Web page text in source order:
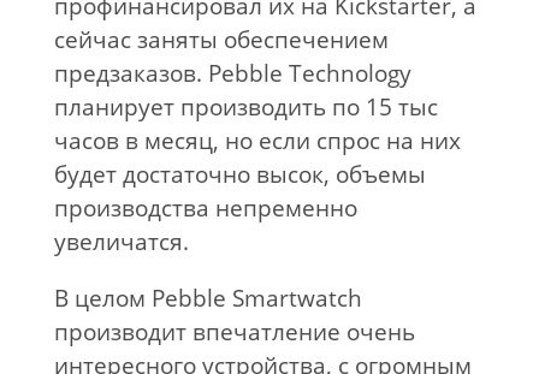
сейчас заняты обеспечением
предзаказов. Pebble Technology
планирует производить по 15 тыс
часов в месяц, но если спрос на них
будет достаточно высок, объемы
производства непременно
увеличатся.
В целом Pebble Smartwatch
производит впечатление очень
интересного устройства, с огромным